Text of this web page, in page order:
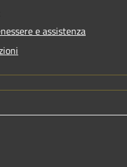
e assistenza